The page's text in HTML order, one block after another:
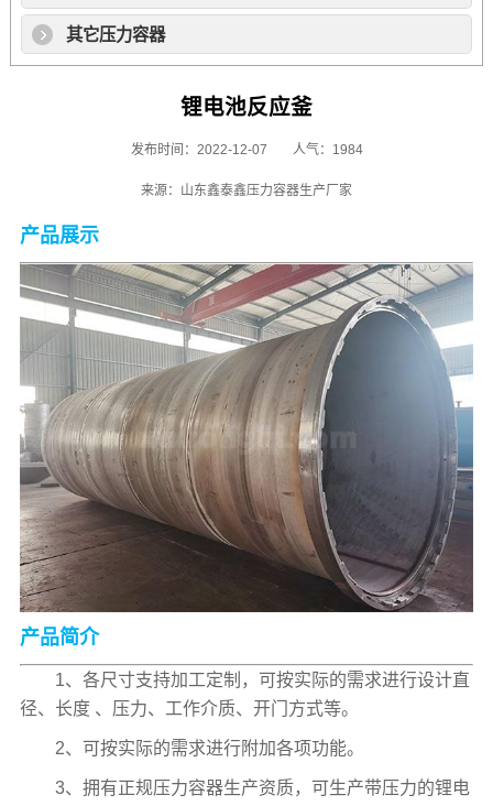
其它压力容器
锂电池反应釜
发布时间：2022-12-07 人气：1984
来源：山东鑫泰鑫压力容器生产厂家
产品展示
产品简介
1、各尺寸支持加工定制，可按实际的需求进行设计直
径、长度 、压力、工作介质、开门方式等。
2、可按实际的需求进行附加各项功能。
3、拥有正规压力容器生产资质，可生产带压力的锂电